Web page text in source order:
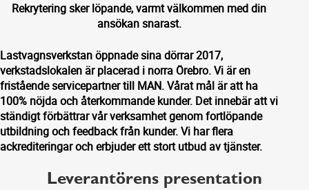
Rekrytering sker löpande, varmt välkommen med din
ansökan snarast.
Lastvagnsverkstan öppnade sina dörrar 2017,
verkstadslokalen är placerad i norra Örebro. Vi är en
fristående servicepartner till MAN. Vårat mål är att ha
100% nöjda och återkommande kunder. Det innebär att vi
ständigt förbättrar vår verksamhet genom fortlöpande
utbildning och feedback från kunder. Vi har flera
ackrediteringar och erbjuder ett stort utbud av tjänster.
Leverantörens presentation